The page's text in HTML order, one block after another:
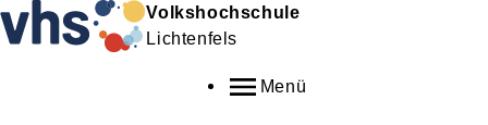
Volkshochschule
Lichtenfels
Menü